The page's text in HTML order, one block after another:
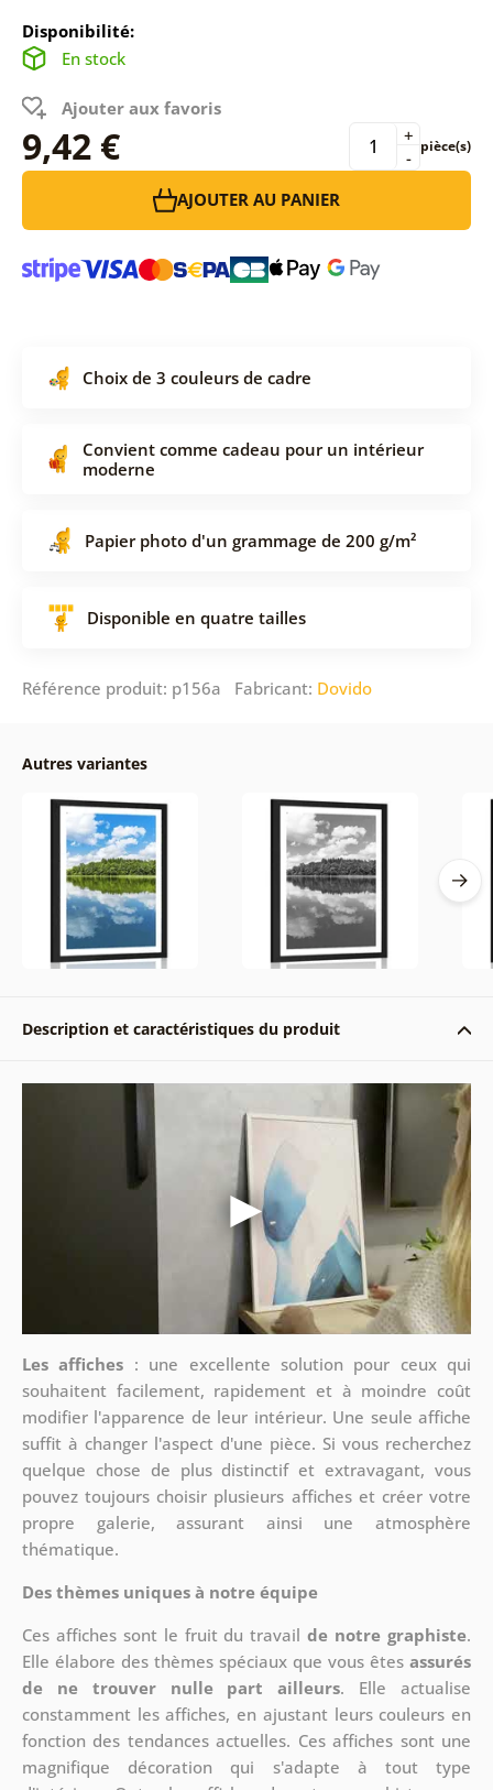
Disponibilité:
En stock
Ajouter aux favoris
9,42 € -
+ pièce(s)
AJOUTER AU PANIER
Choix de 3 couleurs de cadre
Convient comme cadeau pour un intérieur
moderne
Papier photo d'un grammage de 200 g/m²
Disponible en quatre tailles
Référence produit: p156a Fabricant: Dovido
Autres variantes
Description et caractéristiques du produit
Les affiches : une excellente solution pour ceux qui
souhaitent facilement, rapidement et à moindre coût
modifier l'apparence de leur intérieur. Une seule affiche
suffit à changer l'aspect d'une pièce. Si vous recherchez
quelque chose de plus distinctif et extravagant, vous
pouvez toujours choisir plusieurs affiches et créer votre
propre galerie, assurant ainsi une atmosphère
thématique.
Des thèmes uniques à notre équipe
Ces affiches sont le fruit du travail de notre graphiste.
Elle élabore des thèmes spéciaux que vous êtesassurés
de ne trouver nulle part ailleurs. Elle actualise
constamment les affiches, en ajustant leurs couleurs en
fonction des tendances actuelles. Ces affiches sont une
magnifique décoration qui s'adapte à tout type